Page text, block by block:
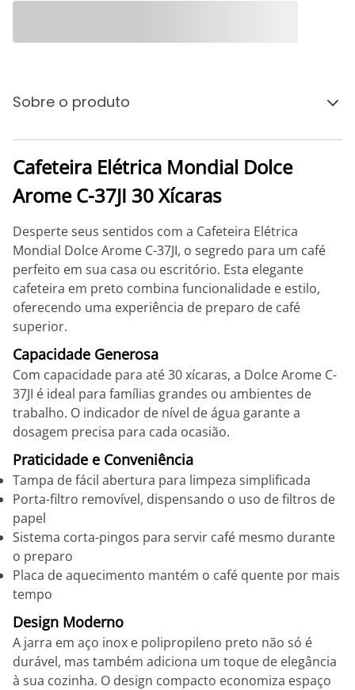
Sobre o produto
Cafeteira Elétrica Mondial Dolce
Arome C-37JI 30 Xícaras
Desperte seus sentidos com a Cafeteira Elétrica
Mondial Dolce Arome C-37JI, o segredo para um café
perfeito em sua casa ou escritório. Esta elegante
cafeteira em preto combina funcionalidade e estilo,
oferecendo uma experiência de preparo de café
superior.
Capacidade Generosa
Com capacidade para até 30 xícaras, a Dolce Arome C-
37JI é ideal para famílias grandes ou ambientes de
trabalho. O indicador de nível de água garante a
dosagem precisa para cada ocasião.
Praticidade e Conveniência
Tampa de fácil abertura para limpeza simplificada
Porta-filtro removível, dispensando o uso de filtros de
papel
Sistema corta-pingos para servir café mesmo durante
o preparo
Placa de aquecimento mantém o café quente por mais
tempo
Design Moderno
A jarra em aço inox e polipropileno preto não só é
durável, mas também adiciona um toque de elegância
à sua cozinha. O design compacto economiza espaço